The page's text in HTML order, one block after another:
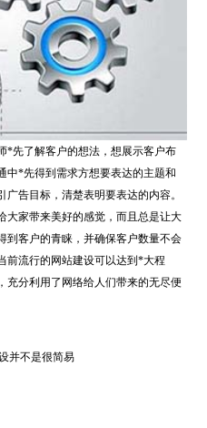
*先了解客户的想法，想展示客户布
中*先得到需求方想要表达的主题和
告目标，清楚表明要表达的内容。
大家带来美好的感觉，而且总是让大
到客户的青睐，并确保客户数量不会
前流行的网站建设可以达到*大程
充分利用了网络给人们带来的无尽便
并不是很简易